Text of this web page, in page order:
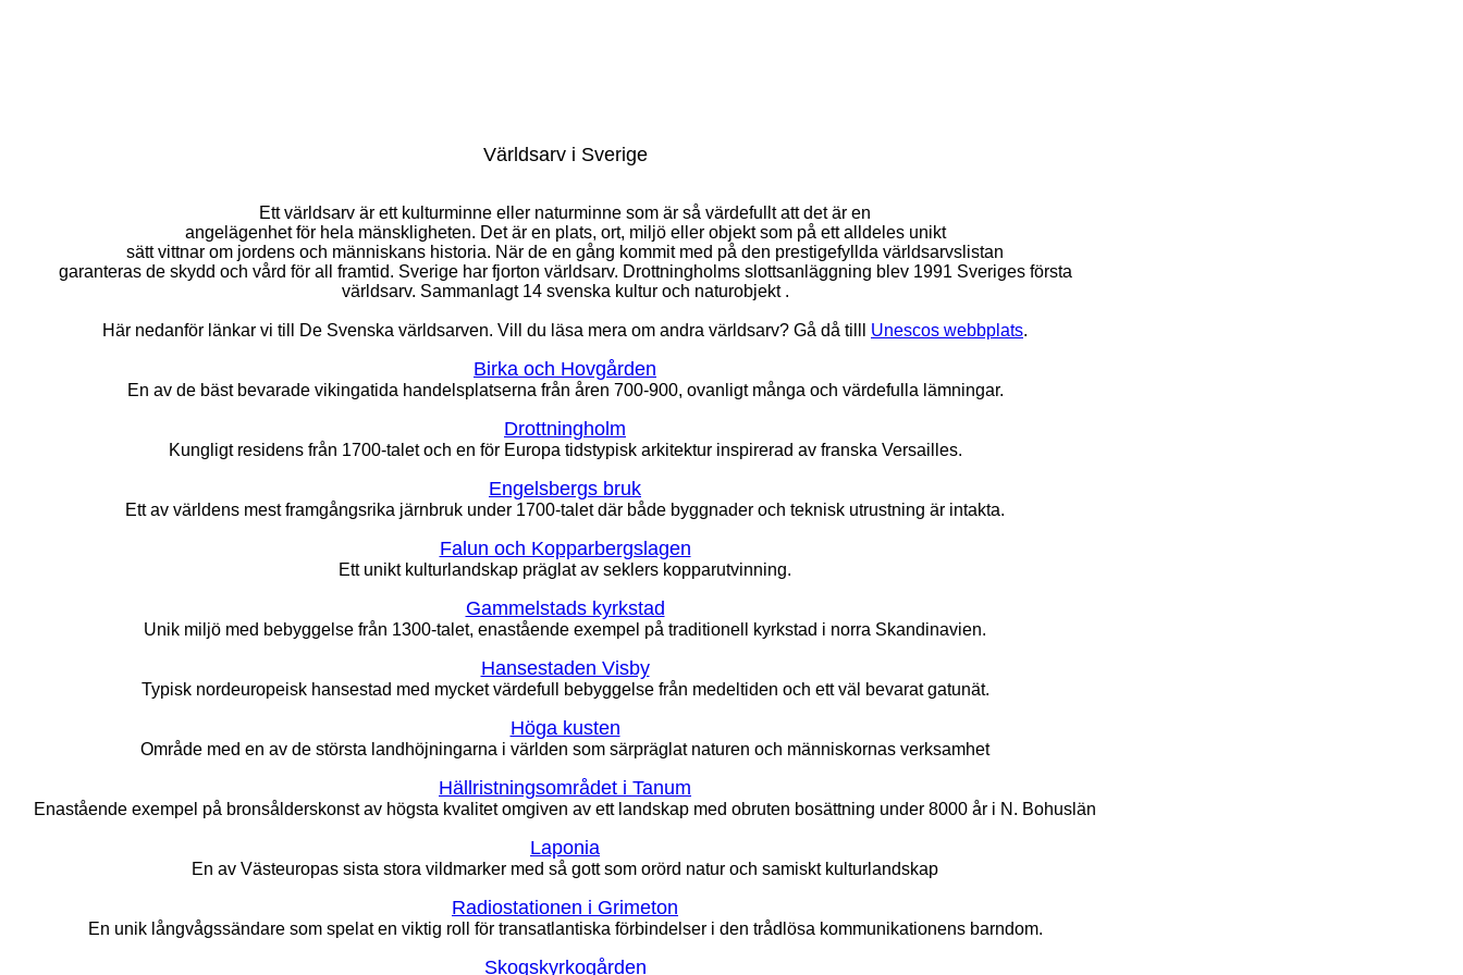
Världsarv i Sverige
Ett världsarv är ett kulturminne eller naturminne som är så värdefullt att det är en
angelägenhet för hela mänskligheten. Det är en plats, ort, miljö eller objekt som på ett alldeles unikt
sätt vittnar om jordens och människans historia. När de en gång kommit med på den prestigefyllda världsarvslistan
garanteras de skydd och vård för all framtid. Sverige har fjorton världsarv. Drottningholms slottsanläggning blev 1991 Sveriges första
världsarv. Sammanlagt 14 svenska kultur och naturobjekt .
Här nedanför länkar vi till De Svenska världsarven. Vill du läsa mera om andra världsarv? Gå då tilll Unescos webbplats.
Birka och Hovgården
En av de bäst bevarade vikingatida handelsplatserna från åren 700-900, ovanligt många och värdefulla lämningar.
Drottningholm
Kungligt residens från 1700-talet och en för Europa tidstypisk arkitektur inspirerad av franska Versailles.
Engelsbergs bruk
Ett av världens mest framgångsrika järnbruk under 1700-talet där både byggnader och teknisk utrustning är intakta.
Falun och Kopparbergslagen
Ett unikt kulturlandskap präglat av seklers kopparutvinning.
Gammelstads kyrkstad
Unik miljö med bebyggelse från 1300-talet, enastående exempel på traditionell kyrkstad i norra Skandinavien.
Hansestaden Visby
Typisk nordeuropeisk hansestad med mycket värdefull bebyggelse från medeltiden och ett väl bevarat gatunät.
Höga kusten
Område med en av de största landhöjningarna i världen som särpräglat naturen och människornas verksamhet
Hällristningsområdet i Tanum
Enastående exempel på bronsålderskonst av högsta kvalitet omgiven av ett landskap med obruten bosättning under 8000 år i N. Bohuslän
Laponia
En av Västeuropas sista stora vildmarker med så gott som orörd natur och samiskt kulturlandskap
Radiostationen i Grimeton
En unik långvågssändare som spelat en viktig roll för transatlantiska förbindelser i den trådlösa kommunikationens barndom.
Skogskyrkogården